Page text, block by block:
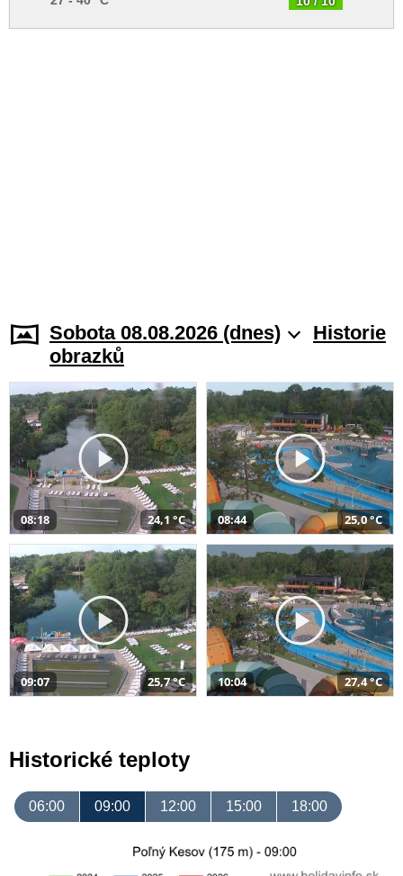
Sobota 08.08.2026 (dnes)
Historie
obrazků
08:18 24,1 °C 08:44 25,0 °C
09:07 25,7 °C 10:04 27,4 °C
Historické teploty
06:00 09:00 12:00 15:00 18:00